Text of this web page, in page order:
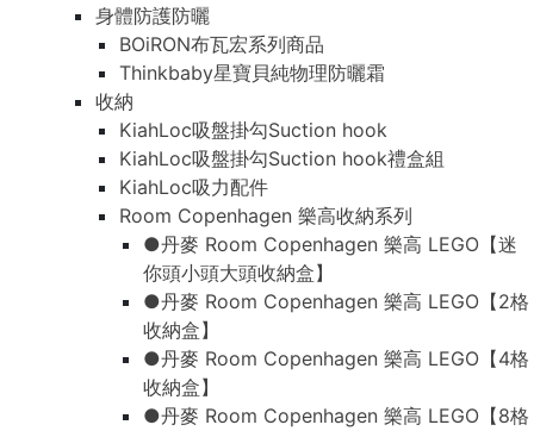
身體防護防曬
BOiRON布瓦宏系列商品
Thinkbaby星寶貝純物理防曬霜
收納
KiahLoc吸盤掛勾Suction hook
KiahLoc吸盤掛勾Suction hook禮盒組
KiahLoc吸力配件
Room Copenhagen 樂高收納系列
●丹麥 Room Copenhagen 樂高 LEGO【迷
你頭小頭大頭收納盒】
●丹麥 Room Copenhagen 樂高 LEGO【2格
收納盒】
●丹麥 Room Copenhagen 樂高 LEGO【4格
收納盒】
●丹麥 Room Copenhagen 樂高 LEGO【8格